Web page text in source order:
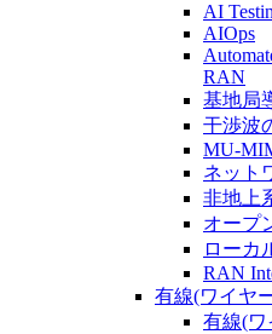
AI
AIOps
RAN
基地局
干渉波
MU-
ネット
非地上
オープ
ローカ
RAN
有線(ワイヤ
有線(ワ